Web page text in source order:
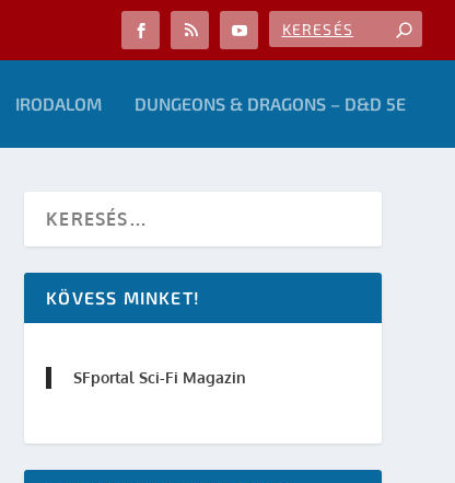
IRODALOM DUNGEONS & DRAGONS – D&D 5E
KÖVESS MINKET!
SFportal Sci-Fi Magazin